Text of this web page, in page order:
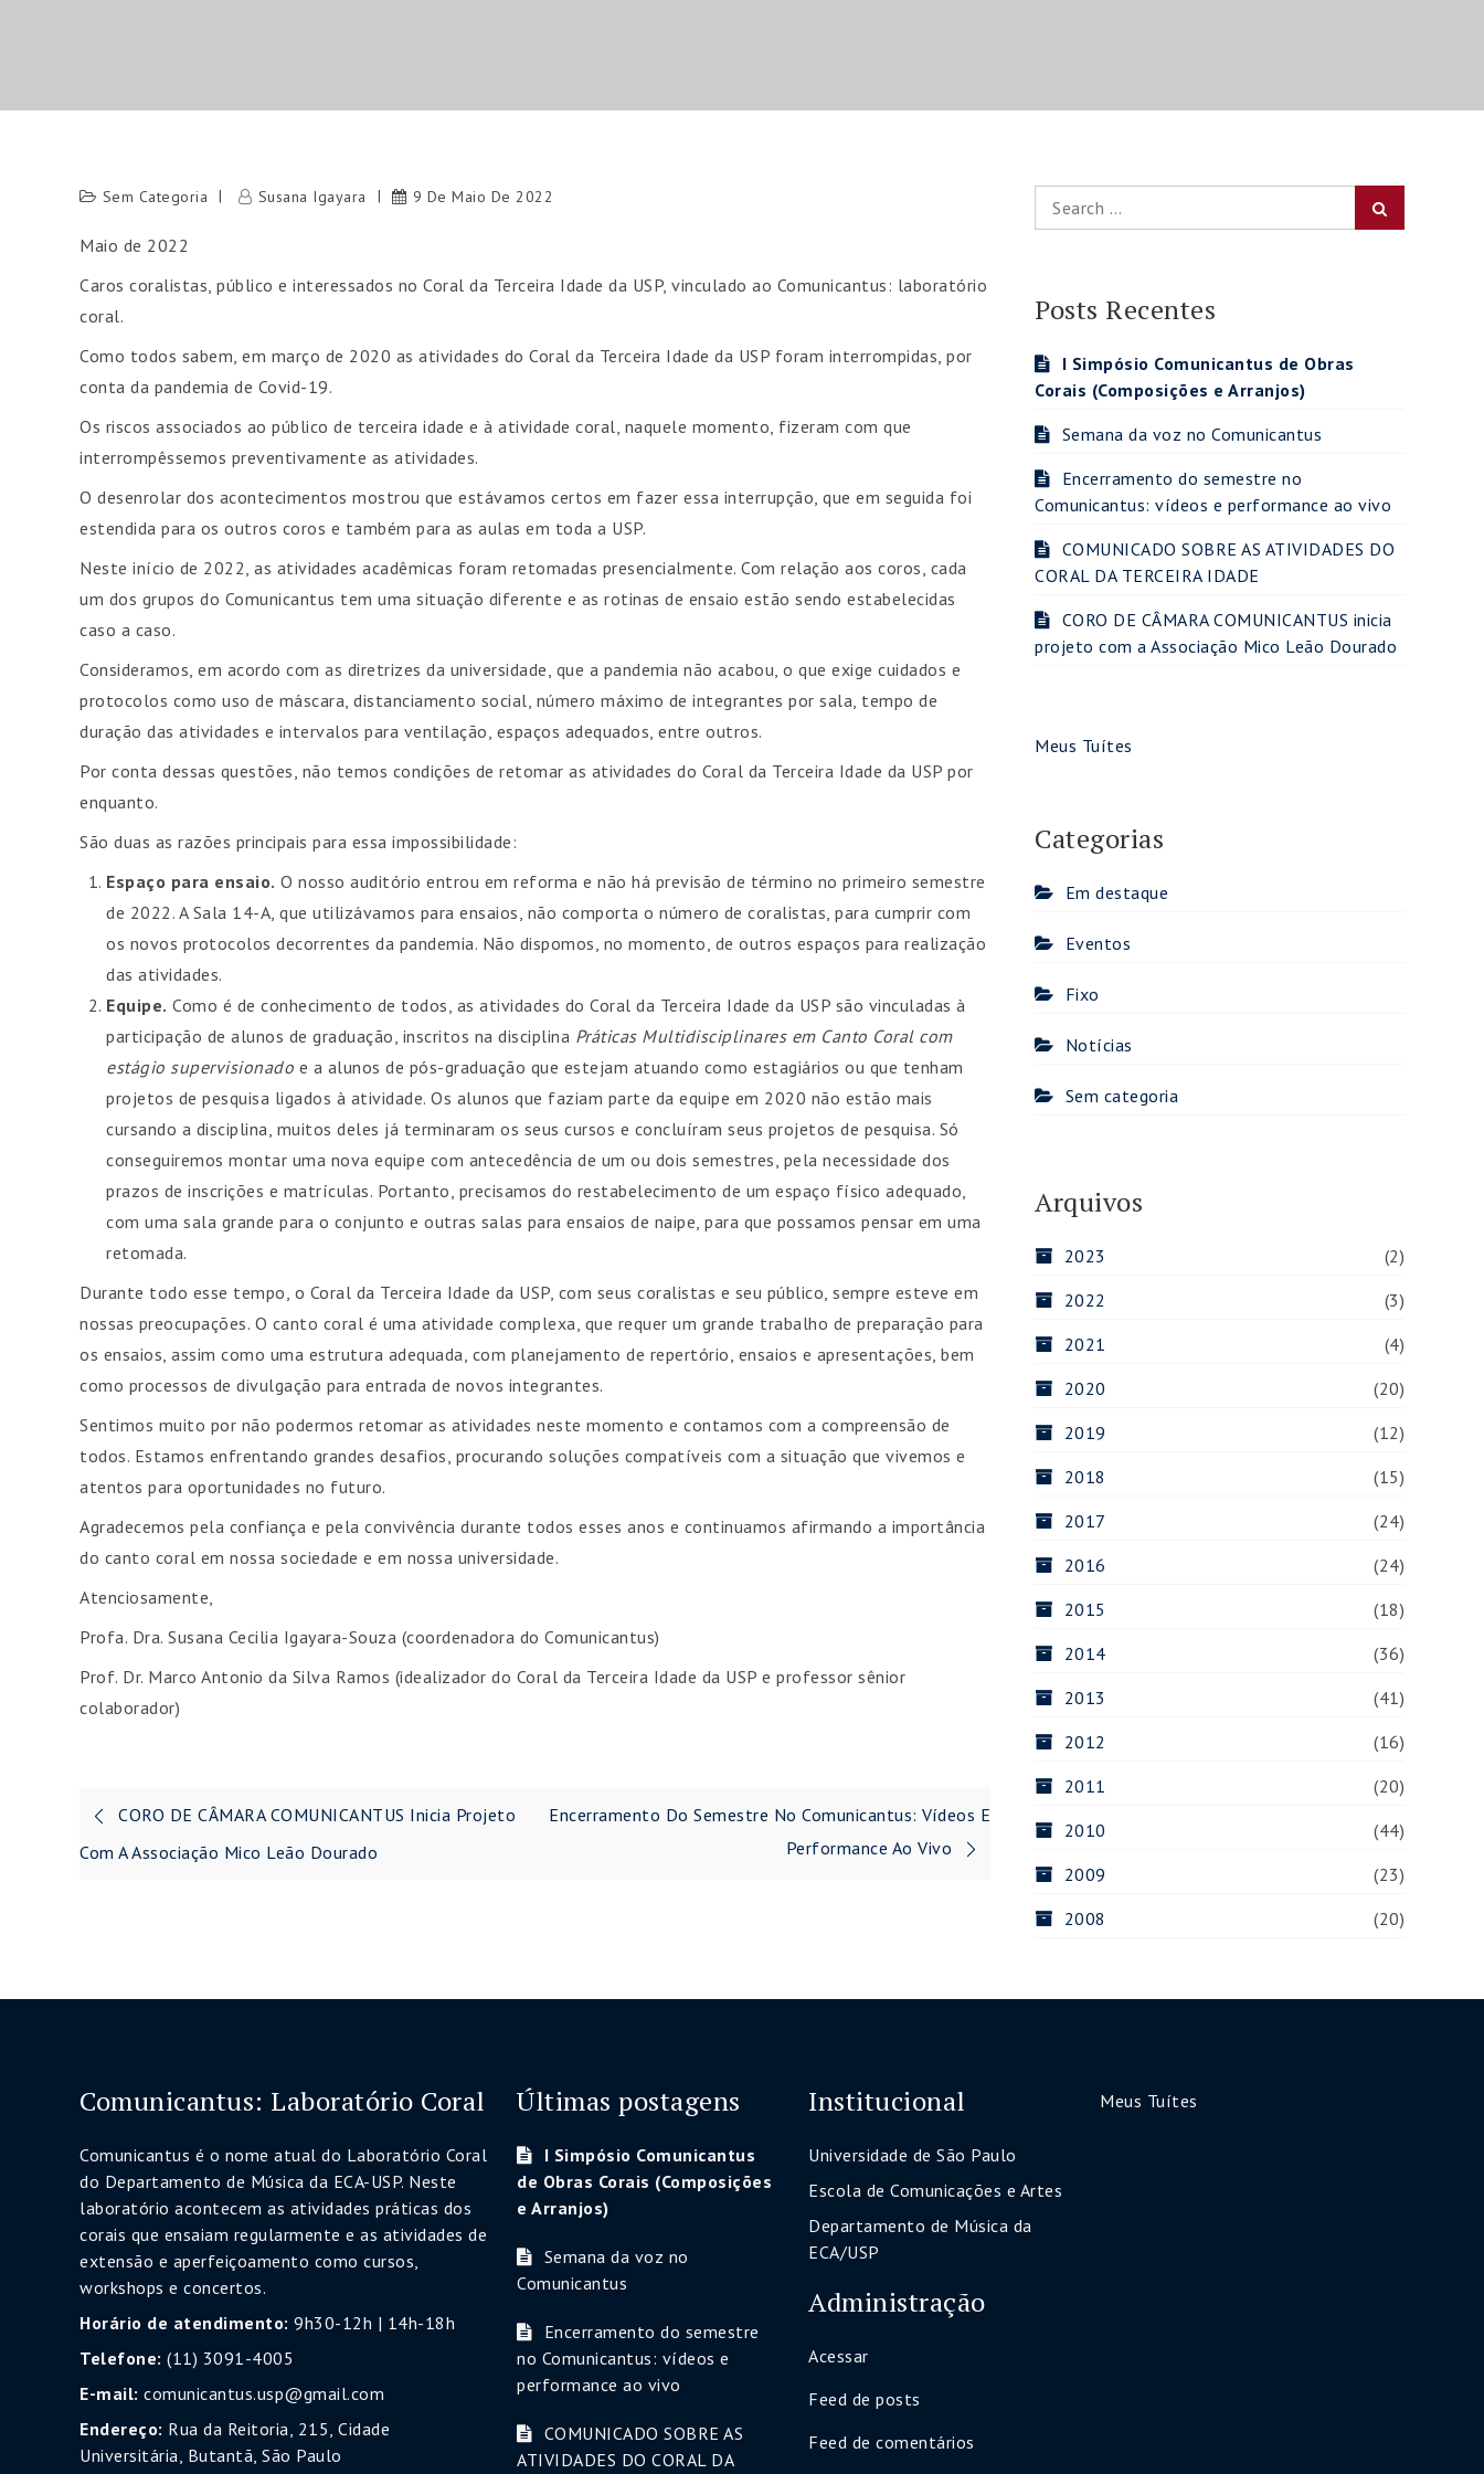
Sem Categoria Susana Igayara 9 De Maio De 2022
Maio de 2022
Caros coralistas, público e interessados no Coral da Terceira Idade da USP, vinculado ao Comunicantus: laboratório
coral.
Como todos sabem, em março de 2020 as atividades do Coral da Terceira Idade da USP foram interrompidas, por
conta da pandemia de Covid-19.
Os riscos associados ao público de terceira idade e à atividade coral, naquele momento, fizeram com que
interrompêssemos preventivamente as atividades.
O desenrolar dos acontecimentos mostrou que estávamos certos em fazer essa interrupção, que em seguida foi
estendida para os outros coros e também para as aulas em toda a USP.
Neste início de 2022, as atividades acadêmicas foram retomadas presencialmente. Com relação aos coros, cada
um dos grupos do Comunicantus tem uma situação diferente e as rotinas de ensaio estão sendo estabelecidas
caso a caso.
Consideramos, em acordo com as diretrizes da universidade, que a pandemia não acabou, o que exige cuidados e
protocolos como uso de máscara, distanciamento social, número máximo de integrantes por sala, tempo de
duração das atividades e intervalos para ventilação, espaços adequados, entre outros.
Por conta dessas questões, não temos condições de retomar as atividades do Coral da Terceira Idade da USP por
enquanto.
São duas as razões principais para essa impossibilidade:
Espaço para ensaio. O nosso auditório entrou em reforma e não há previsão de término no primeiro semestre
de 2022. A Sala 14-A, que utilizávamos para ensaios, não comporta o número de coralistas, para cumprir com
os novos protocolos decorrentes da pandemia. Não dispomos, no momento, de outros espaços para realização
das atividades.
Equipe. Como é de conhecimento de todos, as atividades do Coral da Terceira Idade da USP são vinculadas à
participação de alunos de graduação, inscritos na disciplina Práticas Multidisciplinares em Canto Coral com
estágio supervisionado e a alunos de pós-graduação que estejam atuando como estagiários ou que tenham
projetos de pesquisa ligados à atividade. Os alunos que faziam parte da equipe em 2020 não estão mais
cursando a disciplina, muitos deles já terminaram os seus cursos e concluíram seus projetos de pesquisa. Só
conseguiremos montar uma nova equipe com antecedência de um ou dois semestres, pela necessidade dos
prazos de inscrições e matrículas. Portanto, precisamos do restabelecimento de um espaço físico adequado,
com uma sala grande para o conjunto e outras salas para ensaios de naipe, para que possamos pensar em uma
retomada.
Durante todo esse tempo, o Coral da Terceira Idade da USP, com seus coralistas e seu público, sempre esteve em
nossas preocupações. O canto coral é uma atividade complexa, que requer um grande trabalho de preparação para
os ensaios, assim como uma estrutura adequada, com planejamento de repertório, ensaios e apresentações, bem
como processos de divulgação para entrada de novos integrantes.
Sentimos muito por não podermos retomar as atividades neste momento e contamos com a compreensão de
todos. Estamos enfrentando grandes desafios, procurando soluções compatíveis com a situação que vivemos e
atentos para oportunidades no futuro.
Agradecemos pela confiança e pela convivência durante todos esses anos e continuamos afirmando a importância
do canto coral em nossa sociedade e em nossa universidade.
Atenciosamente,
Profa. Dra. Susana Cecilia Igayara-Souza (coordenadora do Comunicantus)
Prof. Dr. Marco Antonio da Silva Ramos (idealizador do Coral da Terceira Idade da USP e professor sênior
colaborador)
Navegação
de
CORO DE CÂMARA COMUNICANTUS Inicia Projeto
Com A Associação Mico Leão Dourado
Encerramento Do Semestre No Comunicantus: Vídeos E
Performance Ao Vivo
Search
for:
Posts Recentes
I Simpósio Comunicantus de Obras
Corais (Composições e Arranjos)
Semana da voz no Comunicantus
Encerramento do semestre no
Comunicantus: vídeos e performance ao vivo
COMUNICADO SOBRE AS ATIVIDADES DO
CORAL DA TERCEIRA IDADE
CORO DE CÂMARA COMUNICANTUS inicia
projeto com a Associação Mico Leão Dourado
Meus Tuítes
Categorias
Em destaque
Eventos
Fixo
Notícias
Sem categoria
Arquivos
2023
(2)
2022
(3)
2021
(4)
2020
(20)
2019
(12)
2018
(15)
2017
(24)
2016
(24)
2015
(18)
2014
(36)
2013
(41)
2012
(16)
2011
(20)
2010
(44)
2009
(23)
2008
(20)
Comunicantus: Laboratório Coral
Comunicantus é o nome atual do Laboratório Coral
do Departamento de Música da ECA-USP. Neste
laboratório acontecem as atividades práticas dos
corais que ensaiam regularmente e as atividades de
extensão e aperfeiçoamento como cursos,
workshops e concertos.
Horário de atendimento: 9h30-12h | 14h-18h
Telefone: (11) 3091-4005
E-mail: comunicantus.usp@gmail.com
Endereço: Rua da Reitoria, 215, Cidade
Universitária, Butantã, São Paulo
Últimas postagens
I Simpósio Comunicantus
de Obras Corais (Composições
e Arranjos)
Semana da voz no
Comunicantus
Encerramento do semestre
no Comunicantus: vídeos e
performance ao vivo
COMUNICADO SOBRE AS
ATIVIDADES DO CORAL DA
Institucional
Universidade de São Paulo
Escola de Comunicações e Artes
Departamento de Música da
ECA/USP
Administração
Acessar
Feed de posts
Feed de comentários
Meus Tuítes